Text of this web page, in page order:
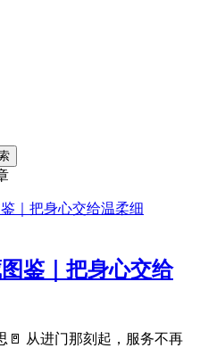
鉴｜把身心交给
🚪 从进门那刻起，服务不再